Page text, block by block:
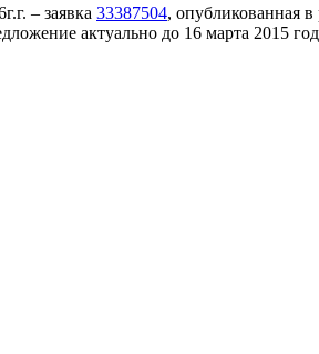
– заявка 33387504, опубликованная
актуально до 16 марта 2015